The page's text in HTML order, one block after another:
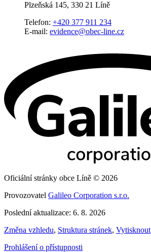
Plzeňská 145, 330 21 Líně
Telefon: +420 377 911 234
E-mail: evidence@obec-line.cz
Oficiální stránky obce Líně © 2026
Provozovatel Galileo Corporation s.r.o.
Poslední aktualizace: 6. 8. 2026
Změna vzhledu, Struktura stránek, Vytisknout
Prohlášení o přístupnosti